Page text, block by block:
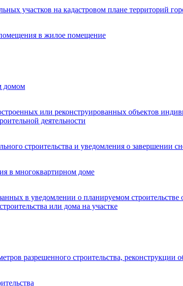
участков на кадастровом плане территорий
в жилое помещение
домом
или реконструированных объектов
деятельности
строительства и уведомления о завершении
в многоквартирном доме
в уведомлении о планируемом
или дома на участке
разрешенного строительства, реконструкции